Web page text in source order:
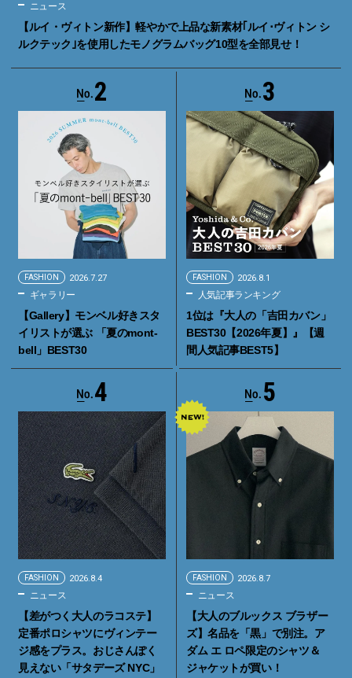
ニュース
【ルイ・ヴィトン新作】軽やかで上品な新素材｢ルイ･ヴィトン シ
ルクテック｣を使用したモノグラムバッグ10型を全部見せ！
2
FASHION 2026.7.27
ギャラリー
【Gallery】モンベル好きスタ
イリストが選ぶ 「夏のmont-
bell」BEST30
3
FASHION 2026.8.1
人気記事ランキング
1位は『大人の「吉田カバン」
BEST30【2026年夏】』【週
間人気記事BEST5】
4
FASHION 2026.8.4
ニュース
【差がつく大人のラコステ】
定番ポロシャツにヴィンテー
ジ感をプラス。おじさんぽく
見えない「サタデーズ NYC」
5
FASHION 2026.8.7
ニュース
【大人のブルックス ブラザー
ズ】名品を「黒」で別注。ア
ダム エ ロペ限定のシャツ＆
ジャケットが買い！